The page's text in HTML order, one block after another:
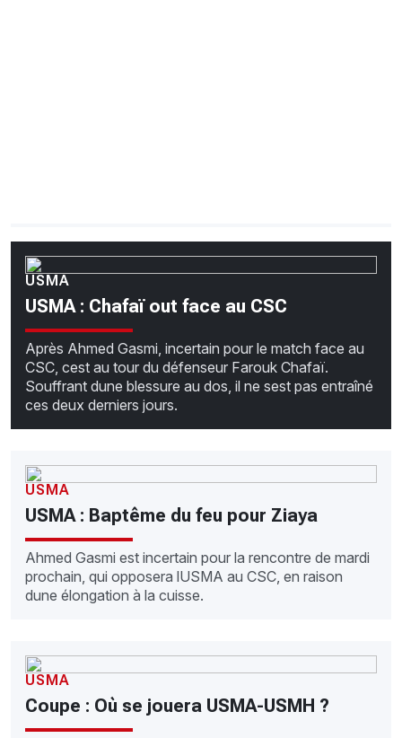
USMA
USMA : Chafaï out face au CSC
Après Ahmed Gasmi, incertain pour le match face au
CSC, cest au tour du défenseur Farouk Chafaï.
Souffrant dune blessure au dos, il ne sest pas entraîné
ces deux derniers jours.
USMA
USMA : Baptême du feu pour Ziaya
Ahmed Gasmi est incertain pour la rencontre de mardi
prochain, qui opposera lUSMA au CSC, en raison
dune élongation à la cuisse.
USMA
Coupe : Où se jouera USMA-USMH ?